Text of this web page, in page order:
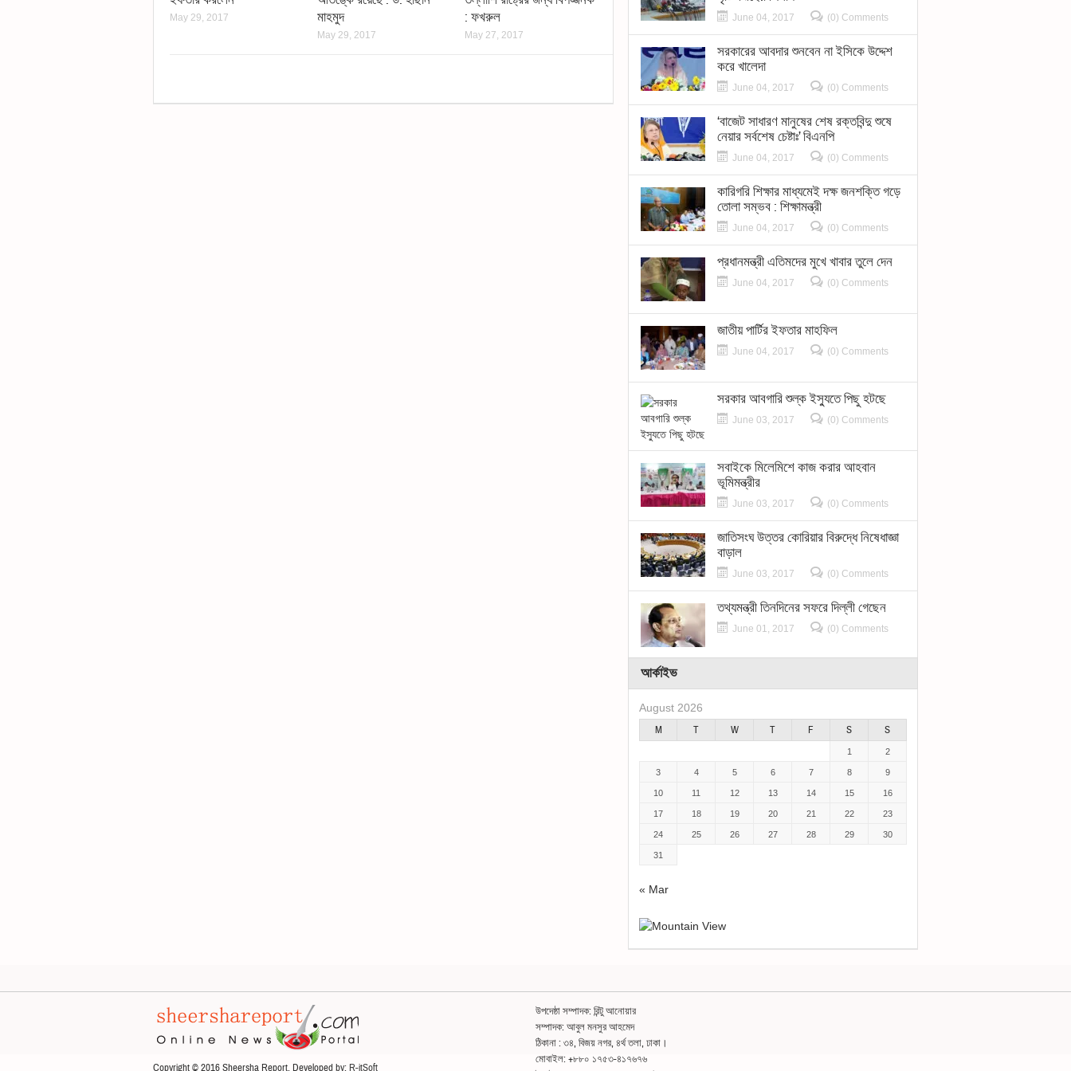
May 29, 2017
মাহমুদ
May 29, 2017
: ফখরুল
May 27, 2017
June 04, 2017 (0) Comments
সরকারের আবদার শুনবেন না ইসিকে উদ্দেশ
করে খালেদা
June 04, 2017 (0) Comments
‘বাজেট সাধারণ মানুষের শেষ রক্তবিন্দু শুষে
নেয়ার সর্বশেষ চেষ্টাঃ’ বিএনপি
June 04, 2017 (0) Comments
কারিগরি শিক্ষার মাধ্যমেই দক্ষ জনশক্তি গড়ে
তোলা সম্ভব : শিক্ষামন্ত্রী
June 04, 2017 (0) Comments
প্রধানমন্ত্রী এতিমদের মুখে খাবার তুলে দেন
June 04, 2017 (0) Comments
জাতীয় পার্টির ইফতার মাহফিল
June 04, 2017 (0) Comments
সরকার আবগারি শুল্ক ইস্যুতে পিছু হটছে
June 03, 2017 (0) Comments
সবাইকে মিলেমিশে কাজ করার আহবান
ভূমিমন্ত্রীর
June 03, 2017 (0) Comments
জাতিসংঘ উত্তর কোরিয়ার বিরুদ্ধে নিষেধাজ্ঞা
বাড়াল
June 03, 2017 (0) Comments
তথ্যমন্ত্রী তিনদিনের সফরে দিল্লী গেছেন
June 01, 2017 (0) Comments
আর্কাইভ
August 2026
M
T W T F S S
1 2
3 4 5 6 7 8 9
10 11 12 13 14 15 16
17 18 19 20 21 22 23
24 25 26 27 28 29 30
31
« Mar
উপদেষ্ঠা সম্পাদক: রিন্টু আনোয়ার
সম্পাদক: আবুল মনসুর আহমেদ
ঠিকানা : ৩৪, বিজয় নগর, ৪র্থ তলা, ঢাকা।
মোবাইল: +৮৮০ ১৭৫৩-৪১৭৬৭৬
Copyright © 2016 Sheersha Report. Developed by: R-itSoft